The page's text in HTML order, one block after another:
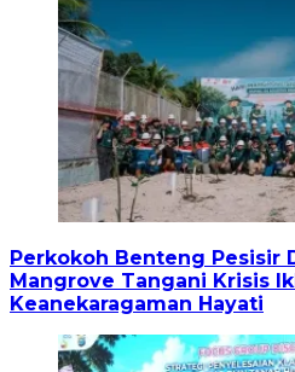
Perkokoh Benteng Pesisir
Mangrove Tangani Krisis
Keanekaragaman Hayati